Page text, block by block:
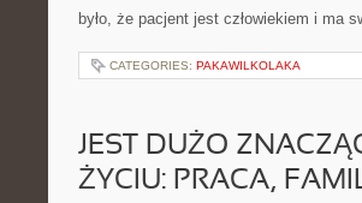
było, że pacjent jest człowiekiem i ma
CATEGORIES: PAKAWILKOLAKA
JEST DUŻO
ŻYCIU: PRACA,